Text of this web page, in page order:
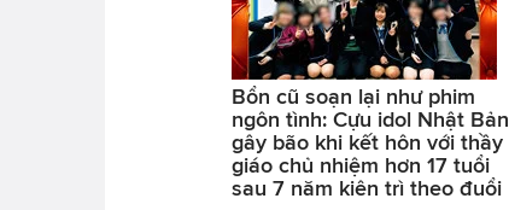
Bổn cũ soạn lại như phim
ngôn tình: Cựu idol Nhật Bản
gây bão khi kết hôn với thầy
giáo chủ nhiệm hơn 17 tuổi
sau 7 năm kiên trì theo đuổi